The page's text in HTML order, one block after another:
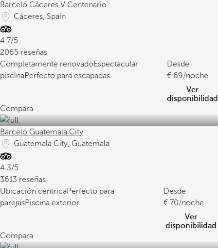
Barceló Cáceres V Centenario
Cáceres, Spain
4.7/5
2065 reseñas
Completamente renovadoEspectacular
piscinaPerfecto para escapadas
Desde
69/noche
Ver
disponibilidad
Compara
Barceló Guatemala City
Guatemala City, Guatemala
4.3/5
3613 reseñas
Ubicación céntricaPerfecto para
parejasPiscina exterior
Desde
70/noche
Ver
disponibilidad
Compara